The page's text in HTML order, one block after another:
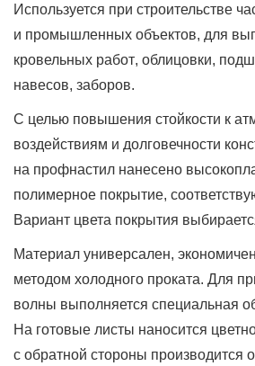
Используется при строительстве
и промышленных объектов, для
кровельных работ, облицовки,
навесов, заборов.
С целью повышения стойкости к
воздействиям и долговечности
на профнастил нанесено
полимерное покрытие,
Вариант цвета покрытия
Материал универсален,
методом холодного проката. Для
волны выполняется специальная
На готовые листы наносится
с обратной стороны производится